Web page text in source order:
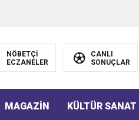
NÖBETÇİ
ECZANELER
CANLI
SONUÇLAR
MAGAZİN KÜLTÜR SANAT